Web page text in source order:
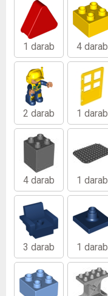
1 darab 4 darab
2 darab 1 darab
4 darab 1 darab
3 darab 1 darab